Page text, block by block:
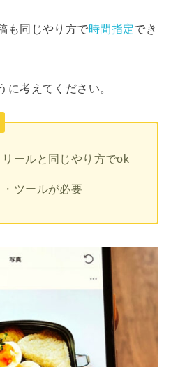
も同じやり方で時間指定でき
に考えてください。
ールと同じやり方でok
ツールが必要